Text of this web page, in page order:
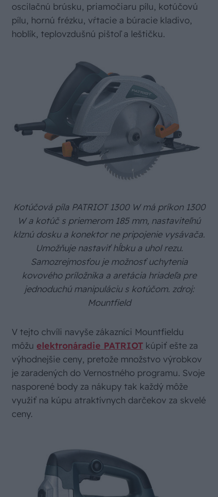
oscilačnú brúsku, priamočiaru pílu, kotúčovú
pílu, hornú frézku, vŕtacie a búracie kladivo,
hoblík, teplovzdušnú pištoľ a leštičku.
Kotúčová píla PATRIOT 1300 W má príkon 1300
W a kotúč s priemerom 185 mm, nastaviteľnú
klznú dosku a konektor ne pripojenie vysávača.
Umožňuje nastaviť hĺbku a uhol rezu.
Samozrejmosťou je možnosť uchytenia
kovového príložnika a aretácia hriadeľa pre
jednoduchú manipuláciu s kotúčom. zdroj:
Mountfield
V tejto chvíli navyše zákazníci Mountfieldu
môžu elektronáradie PATRIOT kúpiť ešte za
výhodnejšie ceny, pretože množstvo výrobkov
je zaradených do Vernostného programu. Svoje
nasporené body za nákupy tak každý môže
využiť na kúpu atraktívnych darčekov za skvelé
ceny.